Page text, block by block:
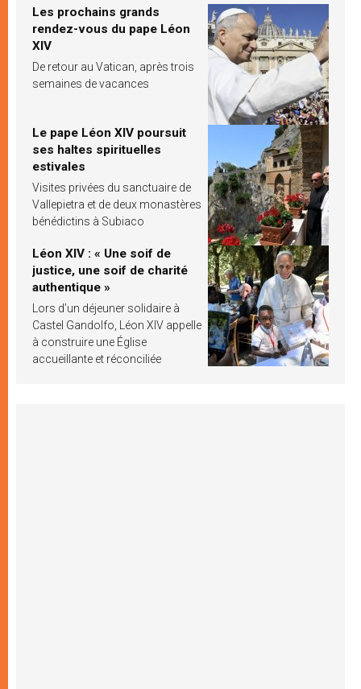
Les prochains grands
rendez-vous du pape Léon
XIV
De retour au Vatican, après trois
semaines de vacances
Le pape Léon XIV poursuit
ses haltes spirituelles
estivales
Visites privées du sanctuaire de
Vallepietra et de deux monastères
bénédictins à Subiaco
Léon XIV : « Une soif de
justice, une soif de charité
authentique »
Lors d’un déjeuner solidaire à
Castel Gandolfo, Léon XIV appelle
à construire une Église
accueillante et réconciliée